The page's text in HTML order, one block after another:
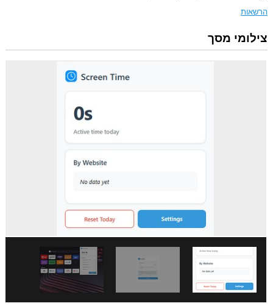
הרשאות
הרחבה
זו
צילומי מסך